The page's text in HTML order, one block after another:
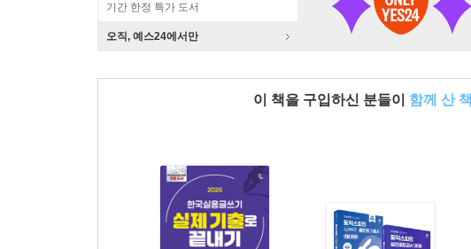
기간 한정 특가 도서
오직, 예스24에서만
이 책을 구입하신 분들이 함께 산 책